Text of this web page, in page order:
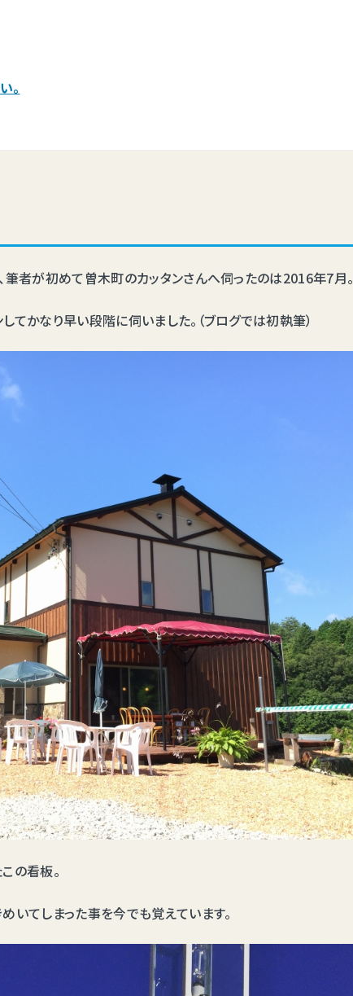
。
者が初めて曽木町のカッタンさんへ伺ったのは2016年7月。
かなり早い段階に伺いました。（ブログでは初執筆）
の看板。
いてしまった事を今でも覚えています。